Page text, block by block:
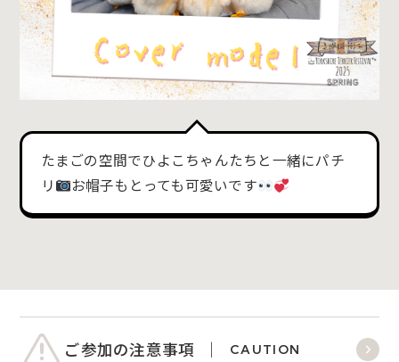
たまごの空間でひよこちゃんたちと一緒にパチ
リ
お帽子もとっても可愛いです
ご参加の注意事項 CAUTION